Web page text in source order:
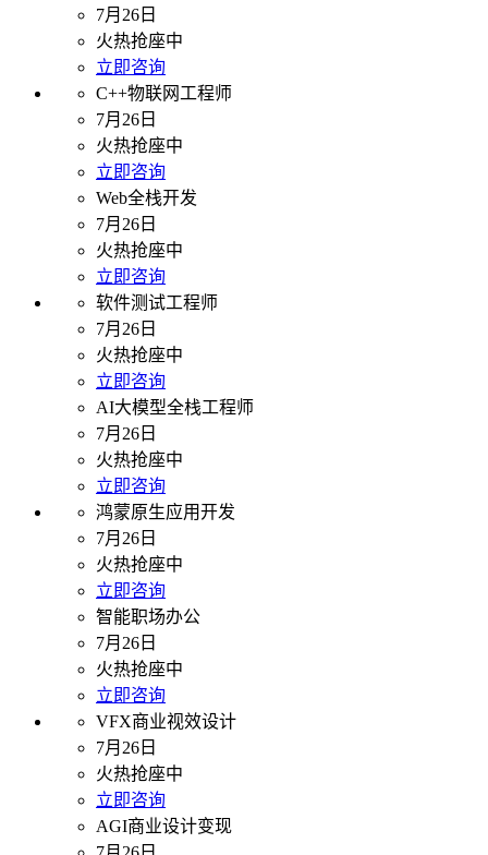
7月26日
火热抢座中
立即咨询
C++物联网工程师
7月26日
火热抢座中
立即咨询
Web全栈开发
7月26日
火热抢座中
立即咨询
软件测试工程师
7月26日
火热抢座中
立即咨询
AI大模型全栈工程师
7月26日
火热抢座中
立即咨询
鸿蒙原生应用开发
7月26日
火热抢座中
立即咨询
智能职场办公
7月26日
火热抢座中
立即咨询
VFX商业视效设计
7月26日
火热抢座中
立即咨询
AGI商业设计变现